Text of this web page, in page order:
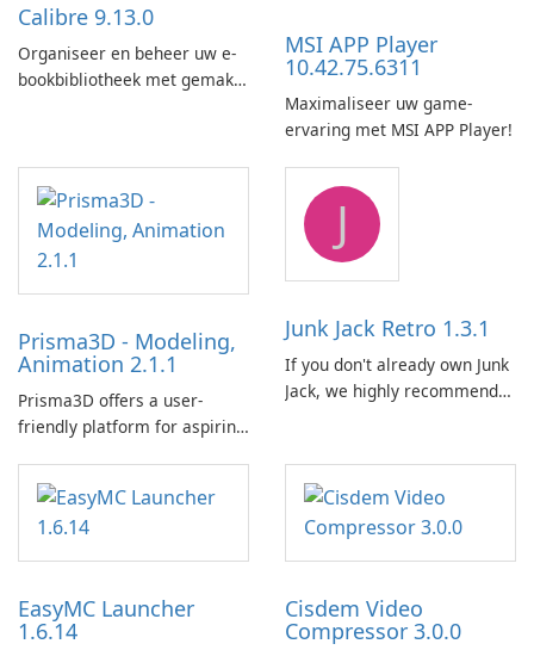
Calibre 9.13.0
Organiseer en beheer uw e-
bookbibliotheek met gemak
MSI APP Player
10.42.75.6311
Maximaliseer uw game-
ervaring met MSI APP Player!
Prisma3D - Modeling,
Animation 2.1.1
Prisma3D offers a user-
friendly platform for aspiring
imagination to life. With a
wide range of tools and
features, this app allows
users to easily design 3D
captivating animated scenes.
J
Junk Jack Retro 1.3.1
If you don't already own Junk
Jack, we highly recommend
This game is where it all
began! Junk Jack Retro,
formerly known as Junk Jack,
EasyMC Launcher
1.6.14
Cisdem Video
Compressor 3.0.0